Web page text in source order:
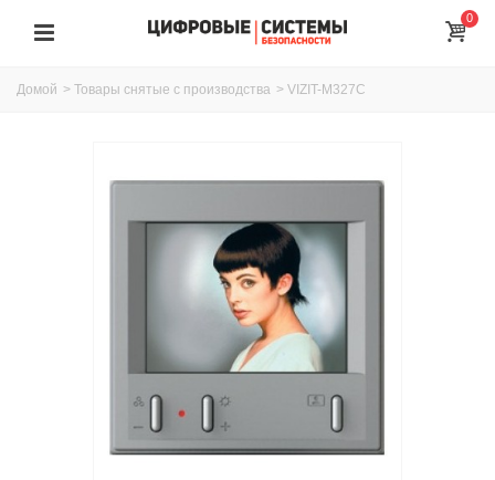
0
Домой > Товары снятые с производства > VIZIT-M327C